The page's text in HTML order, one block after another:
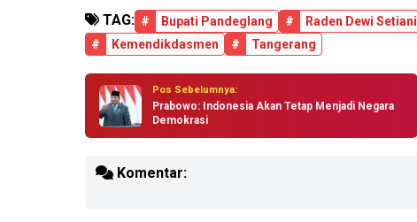
TAG: # Bupati Pandeglang # Raden Dewi Setiani
#
Kemendikdasmen # Tangerang
Pos Sebelumnya:
Prabowo: Indonesia Akan Tetap Menjadi Negara
Demokrasi
Komentar: